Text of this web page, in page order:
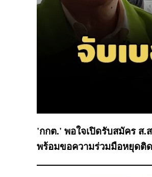
'กกต.' พอใจเปิดรับสมัคร ส.
พร้อมขอความร่วมมือหยุดติ